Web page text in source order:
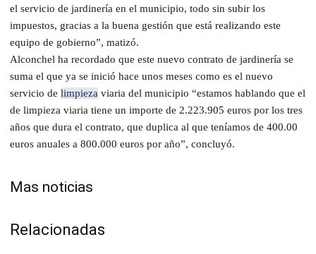
el servicio de jardinería en el municipio, todo sin subir los
impuestos, gracias a la buena gestión que está realizando este
equipo de gobierno”, matizó.
Alconchel ha recordado que este nuevo contrato de jardinería se
suma el que ya se inició hace unos meses como es el nuevo
servicio de limpieza viaria del municipio “estamos hablando que el
de limpieza viaria tiene un importe de 2.223.905 euros por los tres
años que dura el contrato, que duplica al que teníamos de 400.00
euros anuales a 800.000 euros por año”, concluyó.
Mas noticias
Relacionadas